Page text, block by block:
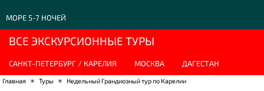
МОРЕ 5-7 НОЧЕЙ
ВСЕ ЭКСКУРСИОННЫЕ ТУРЫ
САНКТ-ПЕТЕРБУРГ / КАРЕЛИЯ МОСКВА ДАГЕСТАН
Главная ☀ Туры ☀ Недельный Грандиозный тур по Карелии